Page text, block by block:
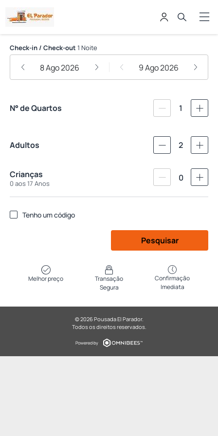
Pousada El Parador
Check-in / Check-out 1 Noite
8 Ago 2026 9 Ago 2026
N° de Quartos 1
Adultos 2
Crianças
0 aos 17 Anos
0
Tenho um código
Pesquisar
Melhor preço
Transação
Segura
Confirmação
Imediata
© 2026 Pousada El Parador.
Todos os direitos reservados.
Powered by